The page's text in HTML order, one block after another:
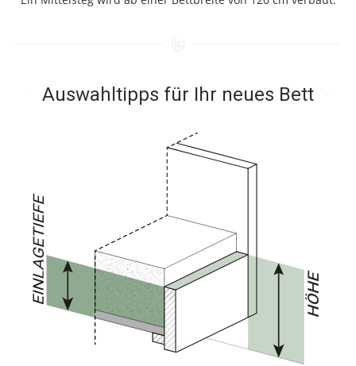
Auswahltipps für Ihr neues Bett